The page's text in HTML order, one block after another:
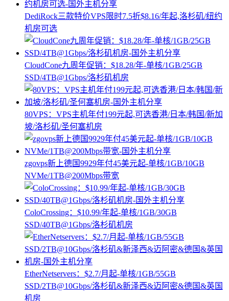
DediRock三款特价VPS限时7.5折$8.16/年起,洛杉矶/纽约
机房可选
CloudCone九周年促销：$18.28/年-单核/1GB/25GB
SSD/4TB@1Gbps/洛杉矶机房
80VPS：VPS主机年付199元起,可选香港/日本/韩国/新加
坡/洛杉矶/圣何塞机房
zgovps新上德国9929年付45美元起-单核/1GB/10GB
NVMe/1TB@200Mbps带宽
ColoCrossing：$10.99/年起-单核/1GB/30GB
SSD/40TB@1Gbps/洛杉矶机房
EtherNetservers：$2.7/月起-单核/1GB/55GB
SSD/2TB@10Gbps/洛杉矶&新泽西&迈阿密&德国&英国
机房